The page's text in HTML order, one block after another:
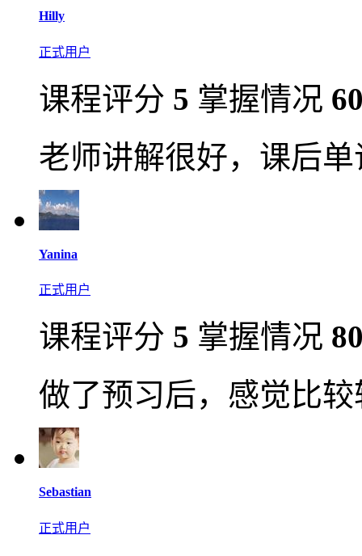
Hilly
正式用户
课程评分 5 掌握情况
老师讲解很好，课后
Yanina
正式用户
课程评分 5 掌握情况
做了预习后，感觉比
Sebastian
正式用户